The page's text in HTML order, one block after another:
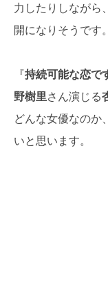
力したりしながら
開になりそうです。
『持続可能な恋で
野樹里さん演じる
どんな女優なのか
いと思います。